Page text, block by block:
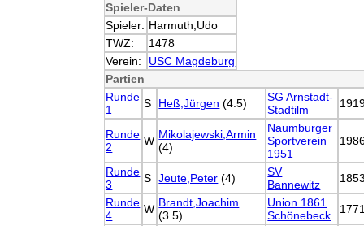
Spieler-Daten
Spieler: Harmuth,Udo
TWZ:
1478
Verein:
USC Magdeburg
Partien
Runde
1
S Heß,Jürgen (4.5)
SG Arnstadt-
Stadtilm
Runde
2
W Mikolajewski,Armin
(4)
Naumburger
Sportverein
1951
Runde
3
S Jeute,Peter (4)
SV
Bannewitz
Runde
4
W Brandt,Joachim
(3.5)
Union 1861
Schönebeck